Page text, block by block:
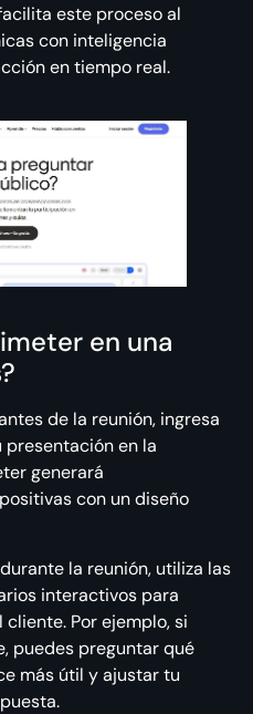
este proceso al
con inteligencia
en tiempo real.
en una
de la reunión, ingresa
en la
generará
con un diseño
durante la reunión, utiliza las
interactivos para
Por ejemplo, si
puedes preguntar qué
más útil y ajustar tu